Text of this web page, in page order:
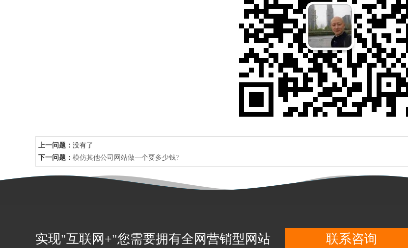
上一问题： 没有了
下一问题： 模仿其他公司网站做一个要多少钱?
实现"互联网+"您需要拥有全网营销型网站 联系咨询